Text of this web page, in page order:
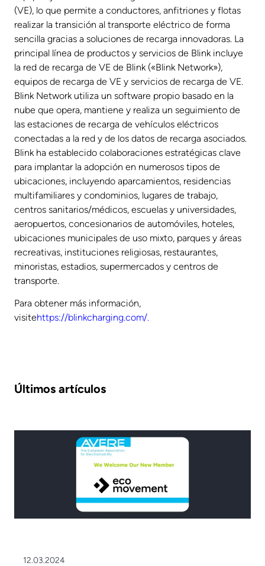
(VE), lo que permite a conductores, anfitriones y flotas
realizar la transición al transporte eléctrico de forma
sencilla gracias a soluciones de recarga innovadoras. La
principal línea de productos y servicios de Blink incluye
la red de recarga de VE de Blink («Blink Network»),
equipos de recarga de VE y servicios de recarga de VE.
Blink Network utiliza un software propio basado en la
nube que opera, mantiene y realiza un seguimiento de
las estaciones de recarga de vehículos eléctricos
conectadas a la red y de los datos de recarga asociados.
Blink ha establecido colaboraciones estratégicas clave
para implantar la adopción en numerosos tipos de
ubicaciones, incluyendo aparcamientos, residencias
multifamiliares y condominios, lugares de trabajo,
centros sanitarios/médicos, escuelas y universidades,
aeropuertos, concesionarios de automóviles, hoteles,
ubicaciones municipales de uso mixto, parques y áreas
recreativas, instituciones religiosas, restaurantes,
minoristas, estadios, supermercados y centros de
transporte.
Para obtener más información,
visitehttps://blinkcharging.com/.
Últimos artículos
12.03.2024